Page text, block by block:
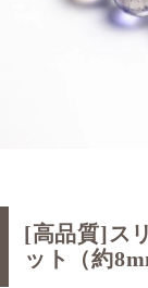
[高品質]ス
ット（約